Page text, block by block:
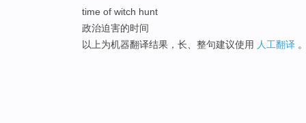
time of witch hunt
政治迫害的时间
以上为机器翻译结果，长、整句建议使用 人工翻译